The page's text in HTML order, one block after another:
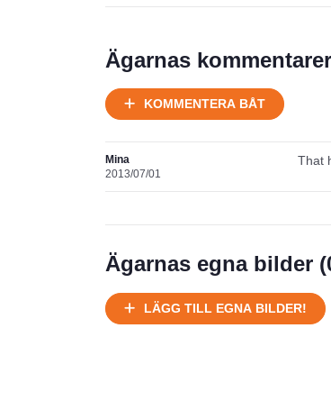
Ägarnas
KOMMENTERA BÅT
Mina
2013/07/01
That
Ägarnas egna bilder (
LÄGG TILL EGNA BILDER!